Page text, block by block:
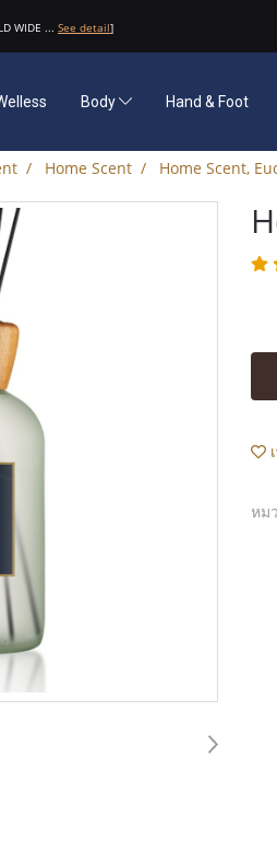
WIDE ... See detail]
Body Hand & Foot
Home Scent Home Scent,
หม